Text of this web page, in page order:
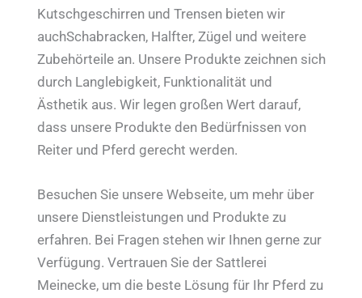
Kutschgeschirren und Trensen bieten wir
auchSchabracken, Halfter, Zügel und weitere
Zubehörteile an. Unsere Produkte zeichnen sich
durch Langlebigkeit, Funktionalität und
Ästhetik aus. Wir legen großen Wert darauf,
dass unsere Produkte den Bedürfnissen von
Reiter und Pferd gerecht werden.
Besuchen Sie unsere Webseite, um mehr über
unsere Dienstleistungen und Produkte zu
erfahren. Bei Fragen stehen wir Ihnen gerne zur
Verfügung. Vertrauen Sie der Sattlerei
Meinecke, um die beste Lösung für Ihr Pferd zu